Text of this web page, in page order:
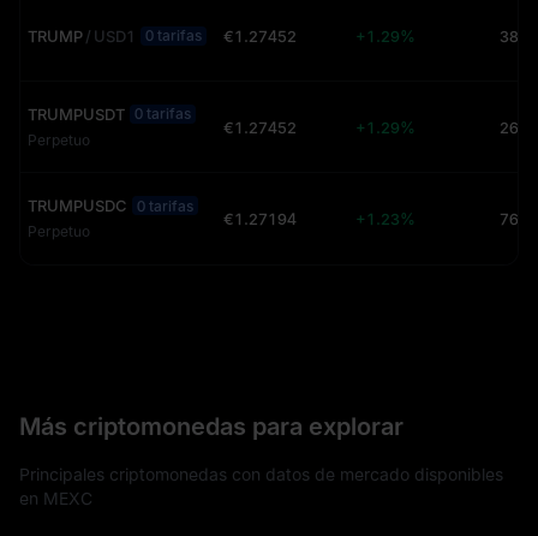
TRUMP/ USD1 0 tarifas €1.27452 +1.29%
TRUMPUSDT 0 tarifas
Perpetuo
€1.27452 +1.29%
TRUMPUSDC 0 tarifas
Perpetuo
€1.27194 +1.23%
Más criptomonedas para explorar
Principales criptomonedas con datos de mercado disponibles
en MEXC